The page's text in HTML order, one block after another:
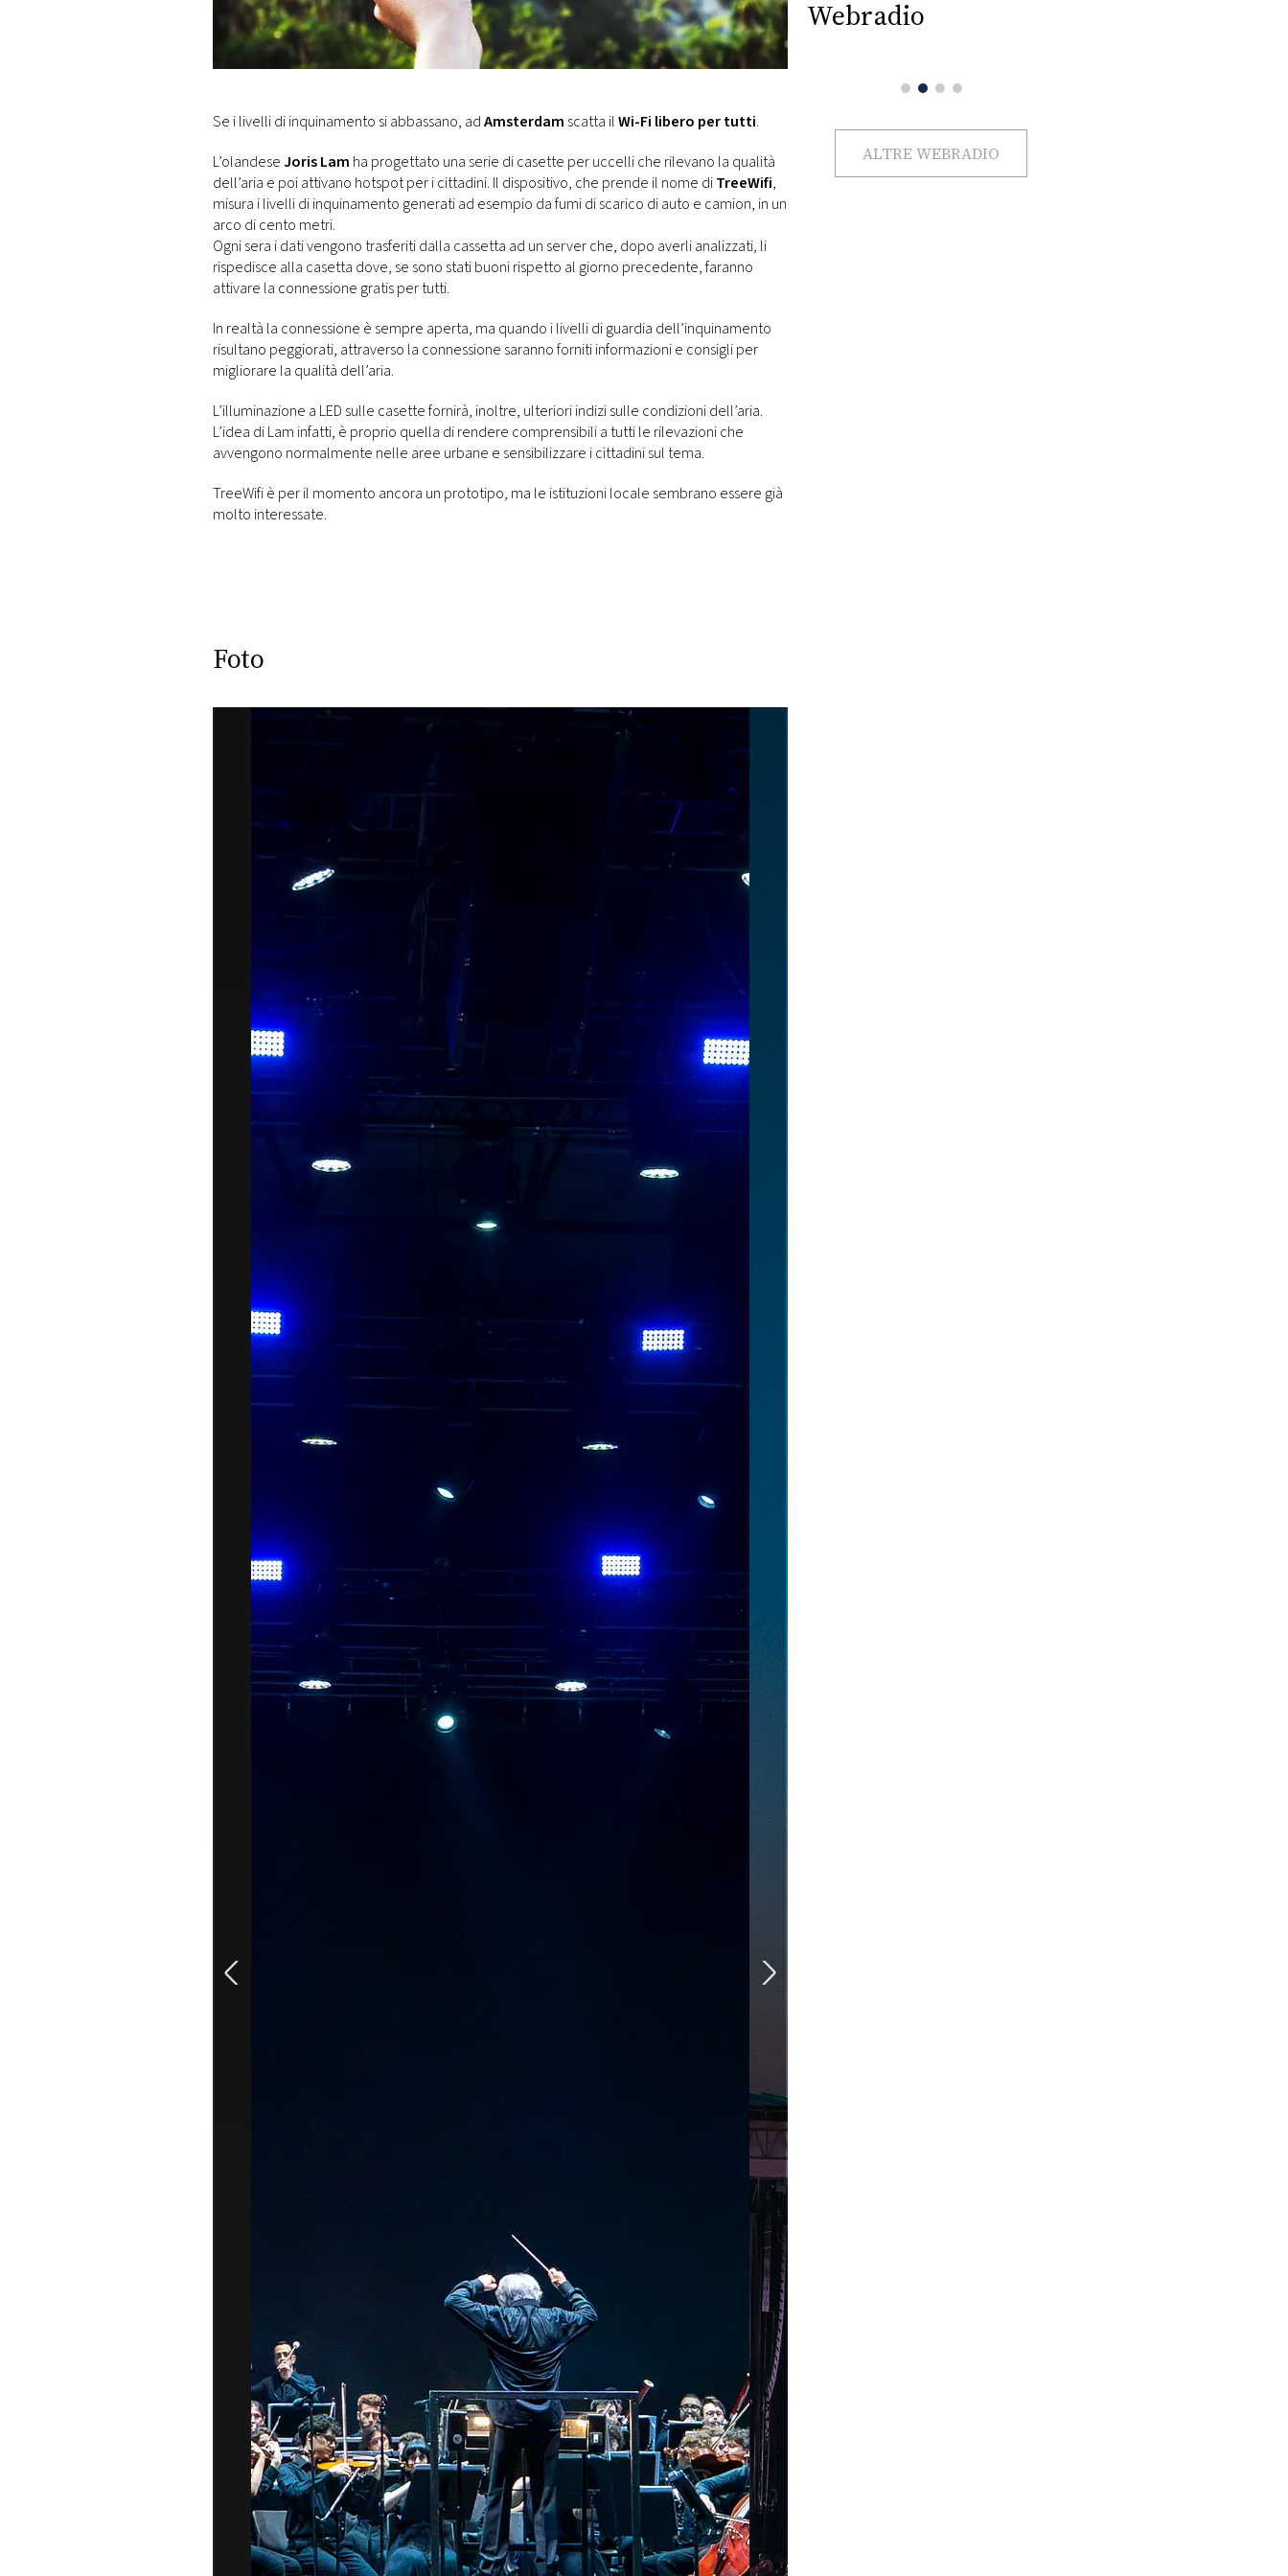
MONACO
Se i livelli di inquinamento si abbassano, adAmsterdam scatta ilWi-Fi libero per tutti.
L’olandeseJoris Lam ha progettato una serie di casette per uccelli che rilevano la qualità
dell’aria e poi attivano hotspot per i cittadini. Il dispositivo, che prende il nome diTreeWifi,
misura i livelli di inquinamento generati ad esempio da fumi di scarico di auto e camion, in un
arco di cento metri.
Ogni sera i dati vengono trasferiti dalla cassetta ad un server che, dopo averli analizzati, li
rispedisce alla casetta dove, se sono stati buoni rispetto al giorno precedente, faranno
attivare la connessione gratis per tutti.
In realtà la connessione è sempre aperta, ma quando i livelli di guardia dell’inquinamento
risultano peggiorati, attraverso la connessione saranno forniti informazioni e consigli per
migliorare la qualità dell’aria.
L’illuminazione a LED sulle casette fornirà, inoltre, ulteriori indizi sulle condizioni dell’aria.
L’idea di Lam infatti, è proprio quella di rendere comprensibili a tutti le rilevazioni che
avvengono normalmente nelle aree urbane e sensibilizzare i cittadini sul tema.
TreeWifi è per il momento ancora un prototipo, ma le istituzioni locale sembrano essere già
molto interessate.
Foto
Webradio
ALTRE WEBRADIO